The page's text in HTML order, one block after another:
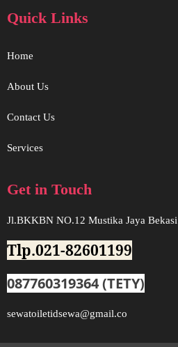
Quick Links
Home
About Us
Contact Us
Services
Get in Touch
Jl.BKKBN NO.12 Mustika Jaya Bekasi
Tlp.021-82601199
087760319364 (TETY)
sewatoiletidsewa@gmail.co